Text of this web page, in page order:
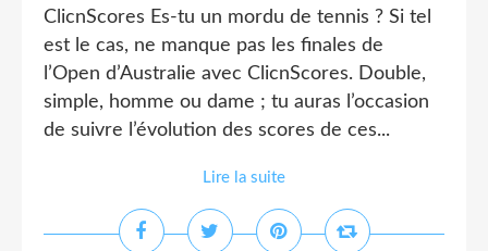
ClicnScores Es-tu un mordu de tennis ? Si tel
est le cas, ne manque pas les finales de
l’Open d’Australie avec ClicnScores. Double,
simple, homme ou dame ; tu auras l’occasion
de suivre l’évolution des scores de ces...
Lire la suite